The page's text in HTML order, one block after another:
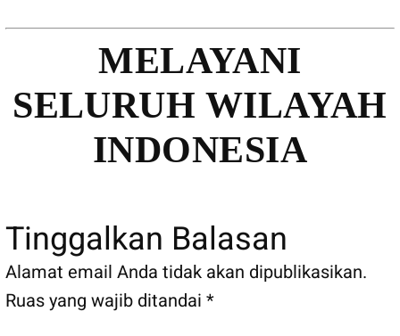
MELAYANI
SELURUH WILAYAH
INDONESIA
Tinggalkan Balasan
Alamat email Anda tidak akan dipublikasikan.
Ruas yang wajib ditandai *